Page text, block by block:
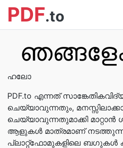
PDF.to
ഹലോ
PDF.to എന്നത്
ചെയ്യാവുന്നതും,
ചെയ്യാവുന്നതുമാക്കി മാറ്റാൻ
ആളുകൾ മാത്രമാണ്
പ്ലാറ്റ്‌ഫോമുകളിലെ ബഗുകൾ